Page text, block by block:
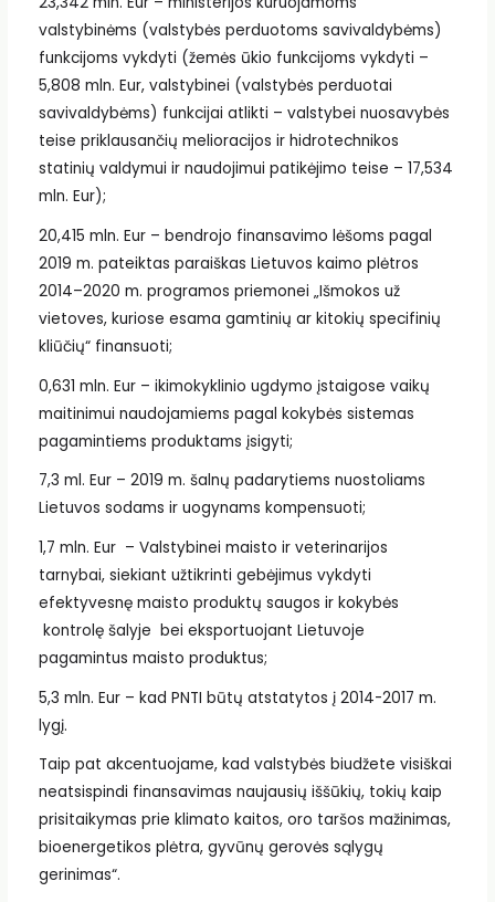
valstybinėms (valstybės perduotoms savivaldybėms)
funkcijoms vykdyti (žemės ūkio funkcijoms vykdyti –
5,808 mln. Eur, valstybinei (valstybės perduotai
savivaldybėms) funkcijai atlikti – valstybei nuosavybės
teise priklausančių melioracijos ir hidrotechnikos
statinių valdymui ir naudojimui patikėjimo teise – 17,534
mln. Eur);
20,415 mln. Eur – bendrojo finansavimo lėšoms pagal
2019 m. pateiktas paraiškas Lietuvos kaimo plėtros
2014–2020 m. programos priemonei „Išmokos už
vietoves, kuriose esama gamtinių ar kitokių specifinių
kliūčių“ finansuoti;
0,631 mln. Eur – ikimokyklinio ugdymo įstaigose vaikų
maitinimui naudojamiems pagal kokybės sistemas
pagamintiems produktams įsigyti;
7,3 ml. Eur – 2019 m. šalnų padarytiems nuostoliams
Lietuvos sodams ir uogynams kompensuoti;
1,7 mln. Eur – Valstybinei maisto ir veterinarijos
tarnybai, siekiant užtikrinti gebėjimus vykdyti
efektyvesnę maisto produktų saugos ir kokybės
kontrolę šalyje bei eksportuojant Lietuvoje
pagamintus maisto produktus;
5,3 mln. Eur – kad PNTI būtų atstatytos į 2014-2017 m.
lygį.
Taip pat akcentuojame, kad valstybės biudžete visiškai
neatsispindi finansavimas naujausių iššūkių, tokių kaip
prisitaikymas prie klimato kaitos, oro taršos mažinimas,
bioenergetikos plėtra, gyvūnų gerovės sąlygų
gerinimas“.